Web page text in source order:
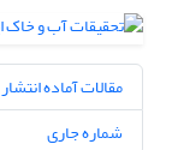
مقالات آماده انتشار
شماره جاری